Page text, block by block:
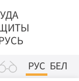
РУС БЕЛ